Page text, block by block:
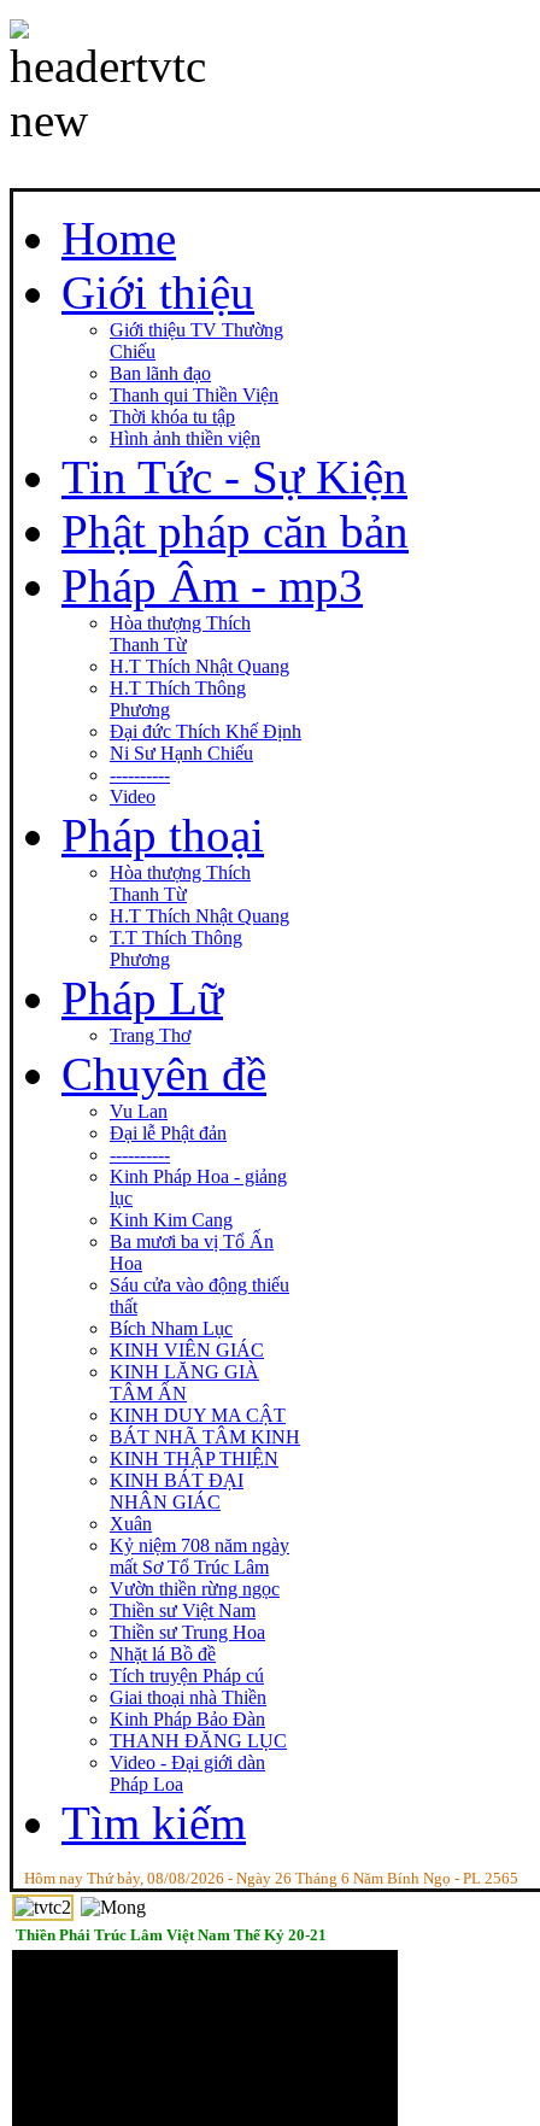
Home
Giới thiệu
Giới thiệu TV Thường
Chiếu
Ban lãnh đạo
Thanh qui Thiền Viện
Thời khóa tu tập
Hình ảnh thiền viện
Tin Tức - Sự Kiện
Phật pháp căn bản
Pháp Âm - mp3
Hòa thượng Thích
Thanh Từ
H.T Thích Nhật Quang
H.T Thích Thông
Phương
Đại đức Thích Khế Định
Ni Sư Hạnh Chiếu
----------
Video
Pháp thoại
Hòa thượng Thích
Thanh Từ
H.T Thích Nhật Quang
T.T Thích Thông
Phương
Pháp Lữ
Trang Thơ
Chuyên đề
Vu Lan
Đại lễ Phật đản
----------
Kinh Pháp Hoa - giảng
lục
Kinh Kim Cang
Ba mươi ba vị Tổ Ấn
Hoa
Sáu cửa vào động thiếu
thất
Bích Nham Lục
KINH VIÊN GIÁC
KINH LĂNG GIÀ
TÂM ẤN
KINH DUY MA CẬT
BÁT NHÃ TÂM KINH
KINH THẬP THIỆN
KINH BÁT ĐẠI
NHÂN GIÁC
Xuân
Kỷ niệm 708 năm ngày
mất Sơ Tổ Trúc Lâm
Vườn thiền rừng ngọc
Thiền sư Việt Nam
Thiền sư Trung Hoa
Nhặt lá Bồ đề
Tích truyện Pháp cú
Giai thoại nhà Thiền
Kinh Pháp Bảo Đàn
THANH ĐĂNG LỤC
Video - Đại giới dàn
Pháp Loa
Tìm kiếm
Hôm nay Thứ bảy, 08/08/2026 - Ngày 26 Tháng 6 Năm Bính Ngọ - PL 2565
Thiền Phái Trúc Lâm Việt Nam Thế Kỷ 20-21